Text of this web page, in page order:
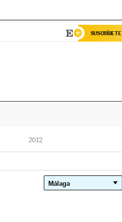
SUSCRÍBETE
2012